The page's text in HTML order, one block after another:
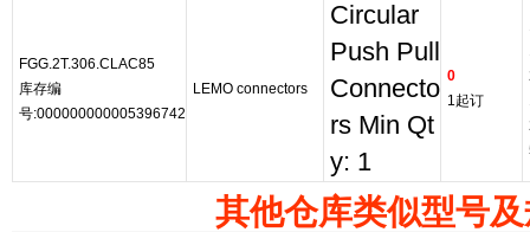
FGG.2T.306.CLAC85
库存编
号:000000000005396742
LEMO connectors
Circular
Push Pull
Connecto
rs Min Qt
y: 1
0
1起订
其他仓库类似型号